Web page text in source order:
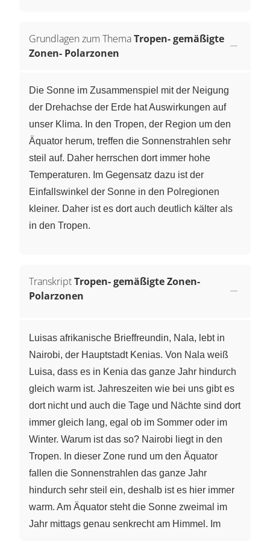
Grundlagen zum ThemaTropen- gemäßigte
Zonen- Polarzonen
Die Sonne im Zusammenspiel mit der Neigung
der Drehachse der Erde hat Auswirkungen auf
unser Klima. In den Tropen, der Region um den
Äquator herum, treffen die Sonnenstrahlen sehr
steil auf. Daher herrschen dort immer hohe
Temperaturen. Im Gegensatz dazu ist der
Einfallswinkel der Sonne in den Polregionen
kleiner. Daher ist es dort auch deutlich kälter als
in den Tropen.
TranskriptTropen- gemäßigte Zonen-
Polarzonen
Luisas afrikanische Brieffreundin, Nala, lebt in
Nairobi, der Hauptstadt Kenias. Von Nala weiß
Luisa, dass es in Kenia das ganze Jahr hindurch
gleich warm ist. Jahreszeiten wie bei uns gibt es
dort nicht und auch die Tage und Nächte sind dort
immer gleich lang, egal ob im Sommer oder im
Winter. Warum ist das so? Nairobi liegt in den
Tropen. In dieser Zone rund um den Äquator
fallen die Sonnenstrahlen das ganze Jahr
hindurch sehr steil ein, deshalb ist es hier immer
warm. Am Äquator steht die Sonne zweimal im
Jahr mittags genau senkrecht am Himmel. Im